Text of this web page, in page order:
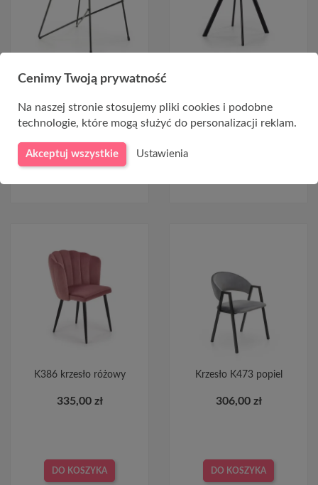
zieleń K454
589,00 zł
DO KOSZYKA
249,00 zł
K386 krzesło różowy
335,00 zł
DO KOSZYKA
Krzesło K473 popiel
306,00 zł
DO KOSZYKA
Cenimy Twoją prywatność
Na naszej stronie stosujemy pliki cookies i podobne
technologie, które mogą służyć do personalizacji reklam.
Akceptuj wszystkie Ustawienia